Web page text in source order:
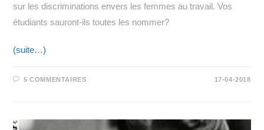
sur les discriminations envers les femmes au travail. Vos
étudiants sauront-ils toutes les nommer?
(suite…)
5 COMMENTAIRES 17-04-2018